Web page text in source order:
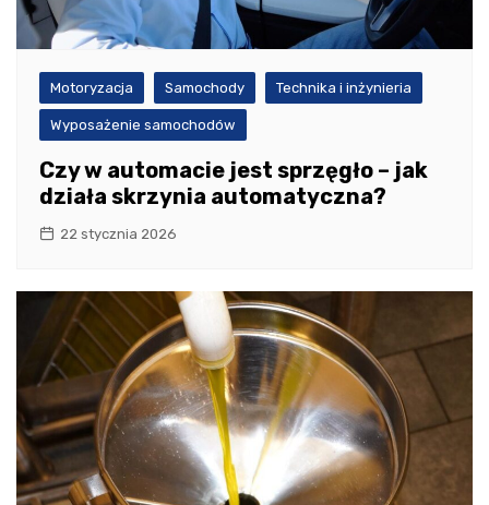
Motoryzacja Samochody Technika i inżynieria
Wyposażenie samochodów
Czy w automacie jest sprzęgło – jak
działa skrzynia automatyczna?
22 stycznia 2026